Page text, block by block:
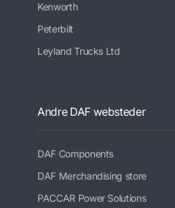
Kenworth
Peterbilt
Leyland Trucks Ltd
Andre DAF websteder
DAF Components
DAF Merchandising store
PACCAR Power Solutions